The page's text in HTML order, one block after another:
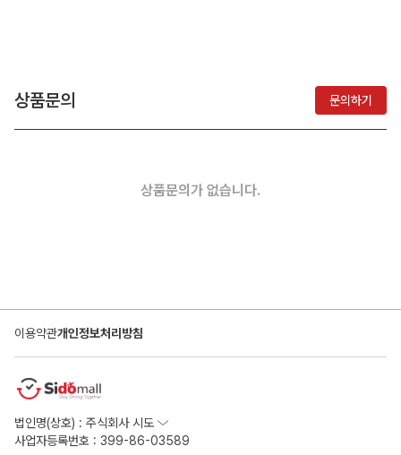
상품문의 문의하기
상품문의가 없습니다.
이용약관개인정보처리방침
법인명(상호) : 주식회사 시도
사업자등록번호 : 399-86-03589